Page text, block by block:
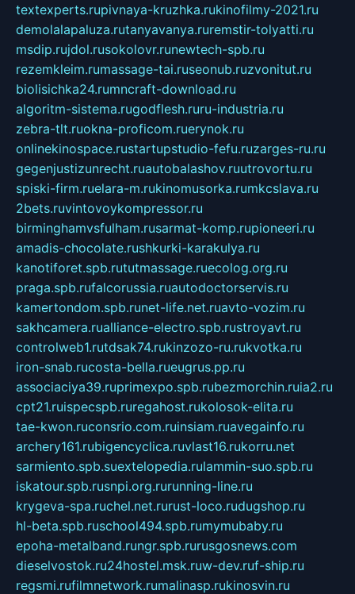
textexperts.rupivnaya-kruzhka.rukinofilmy-2021.ru
demolalapaluza.rutanyavanya.ruremstir-tolyatti.ru
msdip.rujdol.rusokolovr.runewtech-spb.ru
rezemkleim.rumassage-tai.ruseonub.ruzvonitut.ru
biolisichka24.rumncraft-download.ru
algoritm-sistema.rugodflesh.ruru-industria.ru
zebra-tlt.ruokna-proficom.ruerynok.ru
onlinekinospace.rustartupstudio-fefu.ruzarges-ru.ru
gegenjustizunrecht.ruautobalashov.ruutrovortu.ru
spiski-firm.ruelara-m.rukinomusorka.rumkcslava.ru
2bets.ruvintovoykompressor.ru
birminghamvsfulham.rusarmat-komp.rupioneeri.ru
amadis-chocolate.rushkurki-karakulya.ru
kanotiforet.spb.rututmassage.ruecolog.org.ru
praga.spb.rufalcorussia.ruautodoctorservis.ru
kamertondom.spb.runet-life.net.ruavto-vozim.ru
sakhcamera.rualliance-electro.spb.rustroyavt.ru
controlweb1.rutdsak74.rukinzozo-ru.rukvotka.ru
iron-snab.rucosta-bella.rueugrus.pp.ru
associaciya39.ruprimexpo.spb.rubezmorchin.ruia2.ru
cpt21.ruispecspb.ruregahost.rukolosok-elita.ru
tae-kwon.ruconsrio.com.ruinsiam.ruavegainfo.ru
archery161.rubigencyclica.ruvlast16.rukorru.net
sarmiento.spb.suextelopedia.rulammin-suo.spb.ru
iskatour.spb.rusnpi.org.rurunning-line.ru
krygeva-spa.ruchel.net.rurust-loco.rudugshop.ru
hl-beta.spb.ruschool494.spb.rumymubaby.ru
epoha-metalband.rungr.spb.rurusgosnews.com
dieselvostok.ru24hostel.msk.ruw-dev.ruf-ship.ru
regsmi.rufilmnetwork.rumalinasp.rukinosvin.ru